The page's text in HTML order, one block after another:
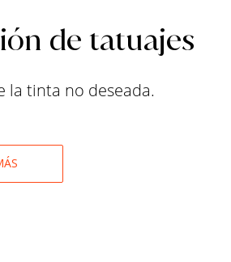
de tatuajes
la tinta no deseada.